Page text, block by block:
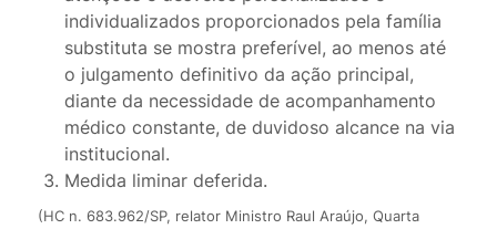
individualizados proporcionados pela família
substituta se mostra preferível, ao menos até
o julgamento definitivo da ação principal,
diante da necessidade de acompanhamento
médico constante, de duvidoso alcance na via
institucional.
Medida liminar deferida.
(HC n. 683.962/SP, relator Ministro Raul Araújo, Quarta